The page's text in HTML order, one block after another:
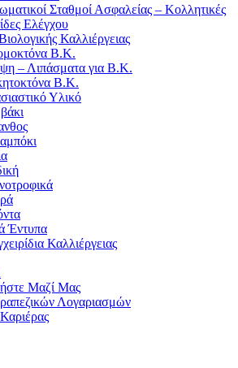
Σταθμοί Ασφαλείας – Κολλητικές
Ελέγχου
Καλλιέργειας
Β.Κ.
– Λιπάσματα για Β.Κ.
Β.Κ.
Υλικό
Έντυπα
Καλλιέργειας
Μαζί Μας
Λογαριασμών